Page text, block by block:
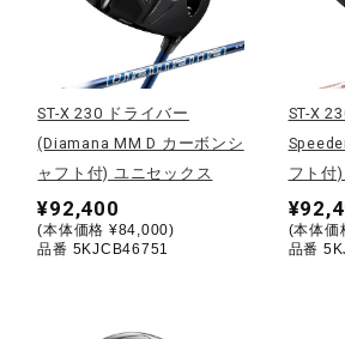
ウィンタースポーツ
ワーキング
ウォーキングシューズ
ST-X 230 ドライバー
(Diamana MM D カーボンシ
ャフト付) ユニセックス
¥92,400
(本体価格 ¥84,000)
品番 5KJCB46751
ST-X
フト付
(本体価
品番